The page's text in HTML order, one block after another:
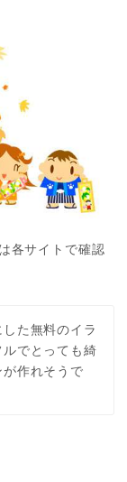
各サイトで確認
た無料のイラ
でとっても綺
作れそうで